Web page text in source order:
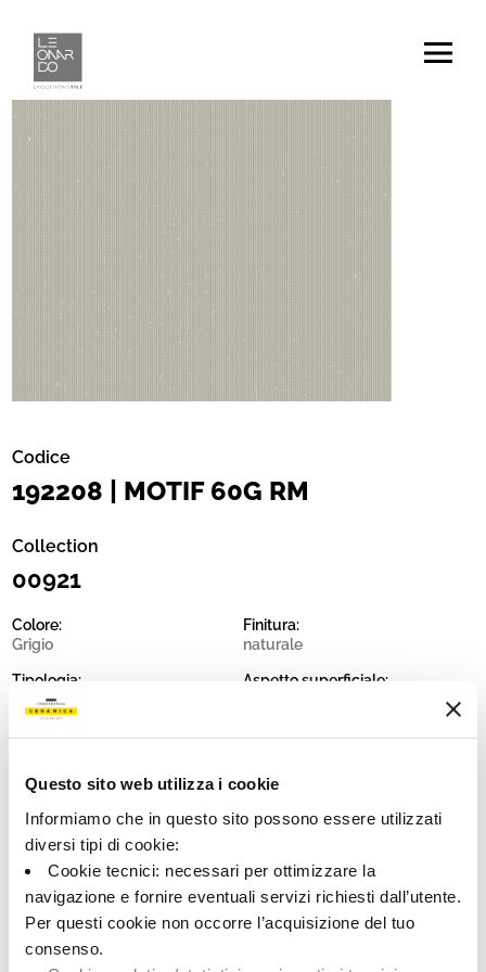
Questo sito web utilizza i cookie
Informiamo che in questo sito possono essere utilizzati
diversi tipi di cookie:
Cookie tecnici: necessari per ottimizzare la
navigazione e fornire eventuali servizi richiesti dall’utente.
Per questi cookie non occorre l’acquisizione del tuo
consenso.
Codice
192208 | MOTIF 60G RM
Collection
00921
Colore:
Grigio
Tipologia:
Fondo
Formato:
Finitura:
naturale
Aspetto superficiale:
Stonalizzazione:
Unità di misura:
Share: